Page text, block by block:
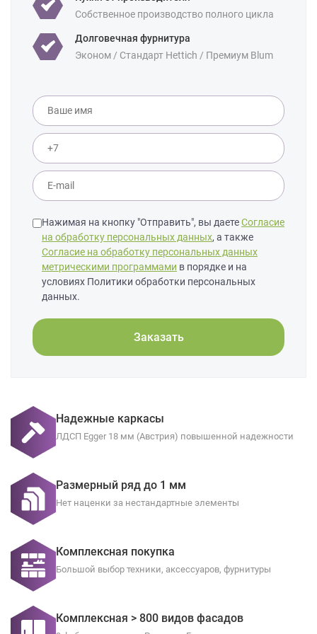
Собственное производство полного цикла
Долговечная фурнитура
Эконом / Стандарт Hettich / Премиум Blum
Нажимая на кнопку "Отправить", вы даетеСогласие
на обработку персональных данных, а также
Согласие на обработку персональных данных
метрическими программами в порядке и на
условиях Политики обработки персональных
данных.
Заказать
Надежные каркасы
ЛДСП Egger 18 мм (Австрия) повышенной надежности
Размерный ряд до 1 мм
Нет наценки за нестандартные элементы
Комплексная покупка
Большой выбор техники, аксессуаров, фурнитуры
Комплексная > 800 видов фасадов